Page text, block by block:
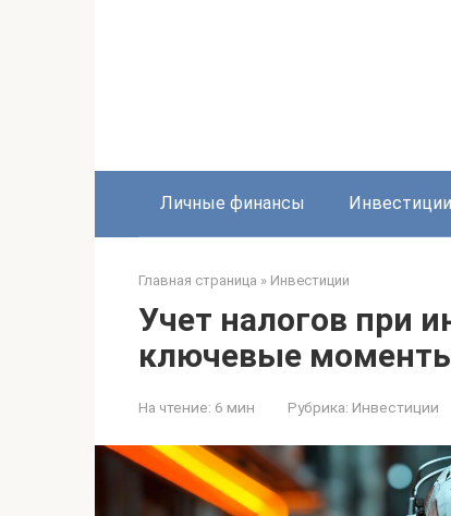
Личные финансы Инвестиции
Главная страница » Инвестиции
Учет налогов при
ключевые
На чтение: 6 мин Рубрика: Инвестиции